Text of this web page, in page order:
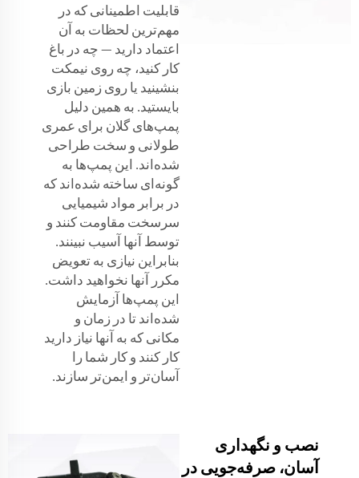
قابلیت اطمینانی که در
مهم‌ترین لحظات به آن
اعتماد دارید — چه در باغ
کار کنید، چه روی نیمکت
بنشینید یا روی زمین بازی
بایستید. به همین دلیل
پمپ‌های گلان برای عمری
طولانی و سخت طراحی
شده‌اند. این پمپ‌ها به
گونه‌ای ساخته شده‌اند که
در برابر مواد شیمیایی
سرسخت مقاومت کنند و
توسط آنها آسیب نبینند.
بنابراین نیازی به تعویض
مکرر آنها نخواهید داشت.
این پمپ‌ها آزمایش
شده‌اند تا در زمان و
مکانی که به آنها نیاز دارید
کار کنند و کار شما را
آسان‌تر و ایمن‌تر سازند.
نصب و نگهداری
آسان، صرفه‌جویی در